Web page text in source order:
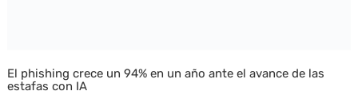
El phishing crece un 94% en un año ante el avance de las
estafas con IA